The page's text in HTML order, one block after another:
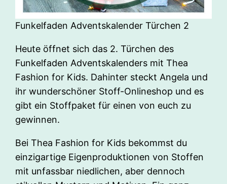
Funkelfaden Adventskalender Türchen 2
Heute öffnet sich das 2. Türchen des
Funkelfaden Adventskalenders mit Thea
Fashion for Kids. Dahinter steckt Angela und
ihr wunderschöner Stoff-Onlineshop und es
gibt ein Stoffpaket für einen von euch zu
gewinnen.
Bei Thea Fashion for Kids bekommst du
einzigartige Eigenproduktionen von Stoffen
mit unfassbar niedlichen, aber dennoch